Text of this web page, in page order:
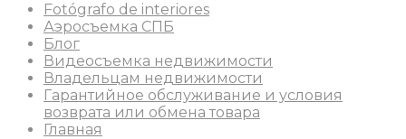
Fotógrafo de interiores
Аэросъемка СПБ
Блог
Видеосъемка недвижимости
Владельцам недвижимости
Гарантийное обслуживание и условия
возврата или обмена товара
Главная